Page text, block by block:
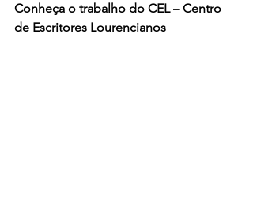
Conheça o trabalho do CEL – Centro
de Escritores Lourencianos